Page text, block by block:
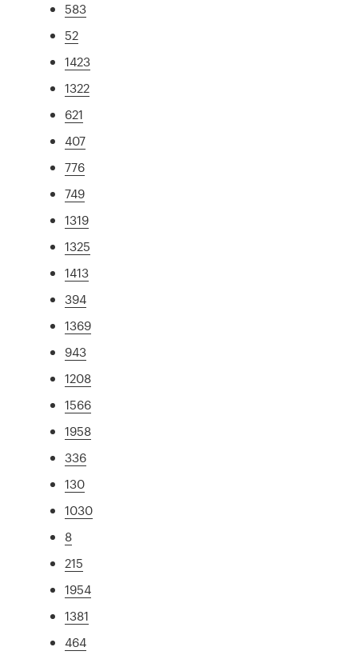
583
52
1423
1322
621
407
776
749
1319
1325
1413
394
1369
943
1208
1566
1958
336
130
1030
8
215
1954
1381
464